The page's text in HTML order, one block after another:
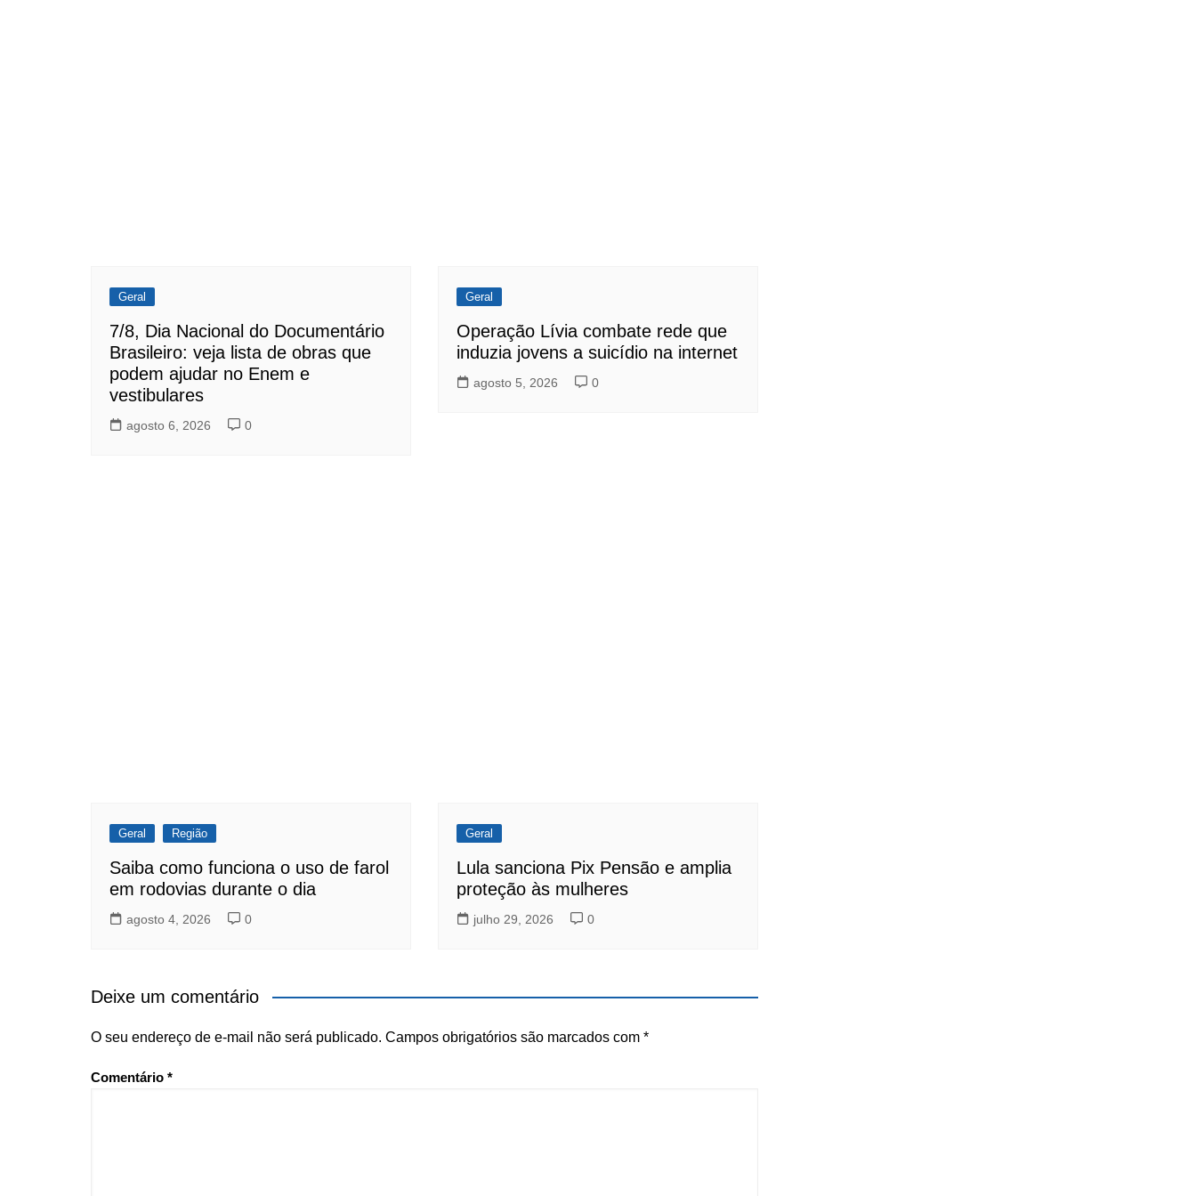
Geral
7/8, Dia Nacional do Documentário
Brasileiro: veja lista de obras que
podem ajudar no Enem e
vestibulares
agosto 6, 2026 0
Geral
Operação Lívia combate rede que
induzia jovens a suicídio na internet
agosto 5, 2026 0
Geral Região
Saiba como funciona o uso de farol
em rodovias durante o dia
agosto 4, 2026 0
Geral
Lula sanciona Pix Pensão e amplia
proteção às mulheres
julho 29, 2026 0
Deixe um comentário
O seu endereço de e-mail não será publicado. Campos obrigatórios são marcados com *
Comentário *